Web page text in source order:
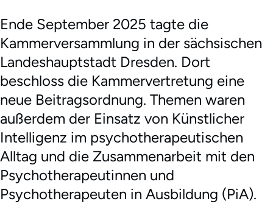
Ende September 2025 tagte die
Kammerversammlung in der sächsischen
Landeshauptstadt Dresden. Dort
beschloss die Kammervertretung eine
neue Beitragsordnung. Themen waren
außerdem der Einsatz von Künstlicher
Intelligenz im psychotherapeutischen
Alltag und die Zusammenarbeit mit den
Psychotherapeutinnen und
Psychotherapeuten in Ausbildung (PiA).